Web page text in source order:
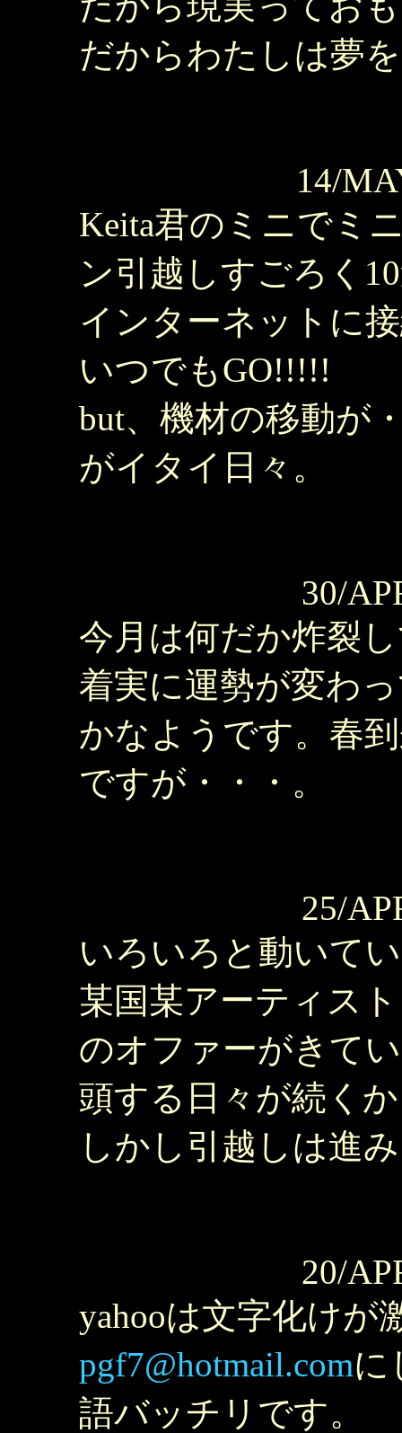
だからわたしは夢
14/
Keita君のミニでミ
ン引越しすごろく
インターネットに
いつでもGO!!!!!
but、機材の移動が
がイタイ日々。
30/
今月は何だか炸裂
着実に運勢が変わ
かなようです。春
ですが・・・。
25/
いろいろと動いて
某国某アーティス
のオファーがきて
頭する日々が続く
しかし引越しは進
20/
yahooは文字化けが
pgf7@hotmail.comに
語バッチリです。